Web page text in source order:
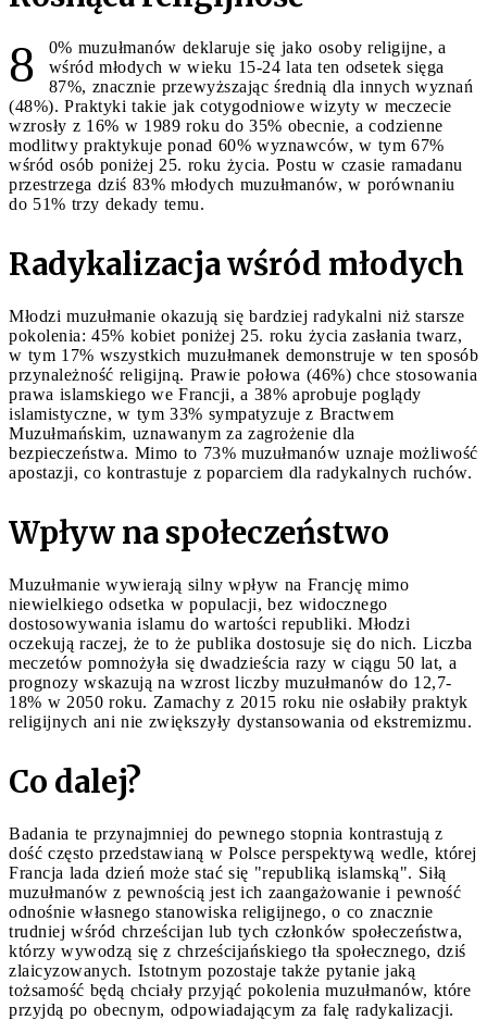
8
0% muzułmanów deklaruje się jako osoby religijne, a
wśród młodych w wieku 15-24 lata ten odsetek sięga
87%, znacznie przewyższając średnią dla innych wyznań
(48%). Praktyki takie jak cotygodniowe wizyty w meczecie
wzrosły z 16% w 1989 roku do 35% obecnie, a codzienne
modlitwy praktykuje ponad 60% wyznawców, w tym 67%
wśród osób poniżej 25. roku życia. Postu w czasie ramadanu
przestrzega dziś 83% młodych muzułmanów, w porównaniu
do 51% trzy dekady temu.
Radykalizacja wśród młodych
Młodzi muzułmanie okazują się bardziej radykalni niż starsze
pokolenia: 45% kobiet poniżej 25. roku życia zasłania twarz,
w tym 17% wszystkich muzułmanek demonstruje w ten sposób
przynależność religijną. Prawie połowa (46%) chce stosowania
prawa islamskiego we Francji, a 38% aprobuje poglądy
islamistyczne, w tym 33% sympatyzuje z Bractwem
Muzułmańskim, uznawanym za zagrożenie dla
bezpieczeństwa. Mimo to 73% muzułmanów uznaje możliwość
apostazji, co kontrastuje z poparciem dla radykalnych ruchów.
Wpływ na społeczeństwo
Muzułmanie wywierają silny wpływ na Francję mimo
niewielkiego odsetka w populacji, bez widocznego
dostosowywania islamu do wartości republiki. Młodzi
oczekują raczej, że to że publika dostosuje się do nich. Liczba
meczetów pomnożyła się dwadzieścia razy w ciągu 50 lat, a
prognozy wskazują na wzrost liczby muzułmanów do 12,7-
18% w 2050 roku. Zamachy z 2015 roku nie osłabiły praktyk
religijnych ani nie zwiększyły dystansowania od ekstremizmu.
Co dalej?
Badania te przynajmniej do pewnego stopnia kontrastują z
dość często przedstawianą w Polsce perspektywą wedle, której
Francja lada dzień może stać się "republiką islamską". Siłą
muzułmanów z pewnością jest ich zaangażowanie i pewność
odnośnie własnego stanowiska religijnego, o co znacznie
trudniej wśród chrześcijan lub tych członków społeczeństwa,
którzy wywodzą się z chrześcijańskiego tła społecznego, dziś
zlaicyzowanych. Istotnym pozostaje także pytanie jaką
tożsamość będą chciały przyjąć pokolenia muzułmanów, które
przyjdą po obecnym, odpowiadającym za falę radykalizacji.